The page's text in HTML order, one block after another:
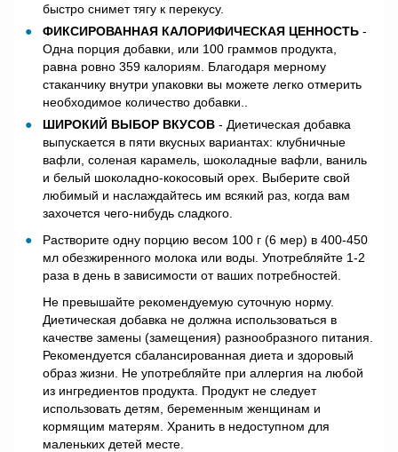
быстро снимет тягу к перекусу.
ФИКСИРОВАННАЯ КАЛОРИФИЧЕСКАЯ ЦЕННОСТЬ -
Одна порция добавки, или 100 граммов продукта,
равна ровно 359 калориям. Благодаря мерному
стаканчику внутри упаковки вы можете легко отмерить
необходимое количество добавки..
ШИРОКИЙ ВЫБОР ВКУСОВ - Диетическая добавка
выпускается в пяти вкусных вариантах: клубничные
вафли, соленая карамель, шоколадные вафли, ваниль
и белый шоколадно-кокосовый орех. Выберите свой
любимый и наслаждайтесь им всякий раз, когда вам
захочется чего-нибудь сладкого.
Растворите одну порцию весом 100 г (6 мер) в 400-450
мл обезжиренного молока или воды. Употребляйте 1-2
раза в день в зависимости от ваших потребностей.
Не превышайте рекомендуемую суточную норму.
Диетическая добавка не должна использоваться в
качестве замены (замещения) разнообразного питания.
Рекомендуется сбалансированная диета и здоровый
образ жизни. Не употребляйте при аллергия на любой
из ингредиентов продукта. Продукт не следует
использовать детям, беременным женщинам и
кормящим матерям. Хранить в недоступном для
маленьких детей месте.